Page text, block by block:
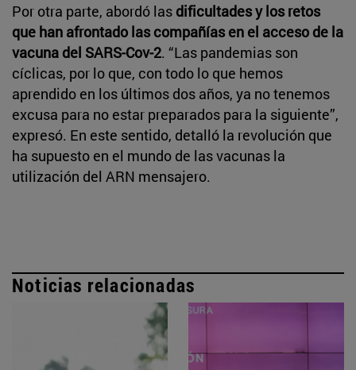
Por otra parte, abordó las dificultades y los retos
que han afrontado las compañías en el acceso de la
vacuna del SARS-Cov-2. “Las pandemias son
cíclicas, por lo que, con todo lo que hemos
aprendido en los últimos dos años, ya no tenemos
excusa para no estar preparados para la siguiente”,
expresó. En este sentido, detalló la revolución que
ha supuesto en el mundo de las vacunas la
utilización del ARN mensajero.
Noticias relacionadas